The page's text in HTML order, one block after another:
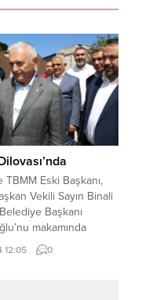
TBMM Eski Başkanı,
Vekili Sayın Binali
Belediye Başkanı
makamında
Ak Parti Dilovası İlçe
katıldı. KOCAELİ
12:05 0